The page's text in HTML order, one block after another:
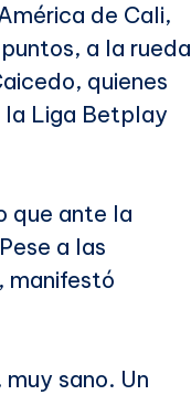
de Cali,
a la rueda
quienes
la Liga Betplay
que ante la
a las
manifestó
sano. Un